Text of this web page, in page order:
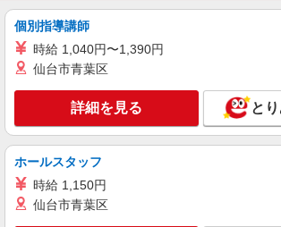
当（１分単位で別途全額支給
あり（年度契約更新時） □賞
全て当社規定あり
佐賀県三養基郡みやき町江
キープ 詳
個別指導講師
時給 1,040円〜1,390円
仙台市青葉区
詳細を見る と
ホールスタッフ
時給 1,150円
仙台市青葉区